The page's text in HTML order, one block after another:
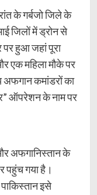
के गर्बजो जिले के
जिलों में ड्रोन से
पर हुआ जहां पूरा
एक महिला मौके पर
अफगान कमांडरों का
ऑपरेशन के नाम पर
अफगानिस्तान के
पहुंच गया है।
इसे